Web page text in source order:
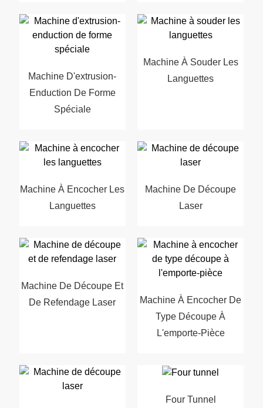
Machine D'extrusion-
Enduction De Forme
Spéciale
Machine À Souder Les
Languettes
Machine À Encocher Les
Languettes
Machine De Découpe
Laser
Machine De Découpe Et
De Refendage Laser
Machine À Encocher De
Type Découpe À
L'emporte-Pièce
Four Tunnel